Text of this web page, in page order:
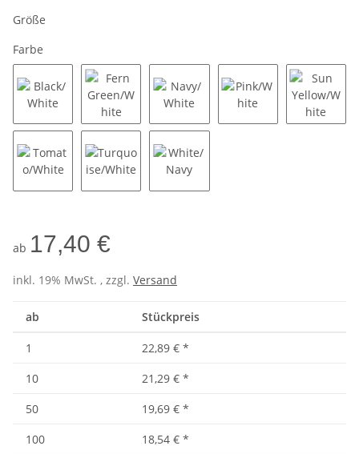
Größe
Farbe
Black/White Fern Green/WhiteNavy/White
ab 17,40 €
inkl. 19% MwSt. , zzgl. Versand
ab Stückpreis
1 22,89 € *
10
21,29 € *
50
19,69 € *
100
18,54 € *